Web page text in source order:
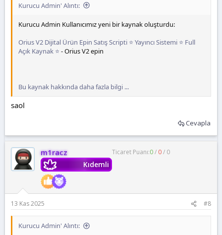
Kurucu Admin' Alıntı:
Kurucu Admin Kullanıcımız yeni bir kaynak oluşturdu:
Orius V2 Dijital Ürün Epin Satış Scripti ⭐ Yayıncı Sistemi ⭐ Full
Açık Kaynak ⭐ - Orius V2 epin
Bu kaynak hakkında daha fazla bilgi ...
saol
Cevapla
m1racz
Kıdemli
Ticaret Puanı:0/ 0/ 0
13 Kas 2025 #8
Kurucu Admin' Alıntı: